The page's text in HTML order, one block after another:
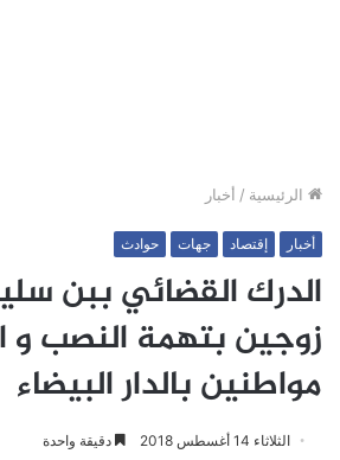
الرئيسية / أخبار
أخبار إقتصاد جهات حوادث
الدرك القضائي ببن
زوجين بتهمة النصب و
مواطنين بالدار البيضاء
الثلاثاء 14 أغسطس 2018 دقيقة واحدة